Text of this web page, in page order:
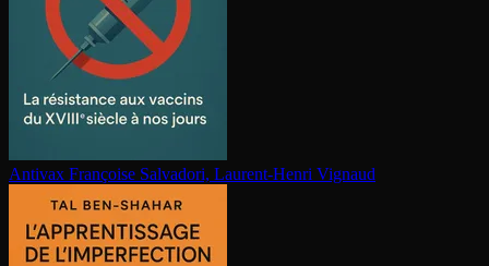
Antivax Françoise Salvadori, Laurent-Henri Vignaud